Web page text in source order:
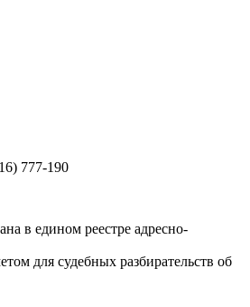
777-190
в едином реестре адресно-
для судебных разбирательств об